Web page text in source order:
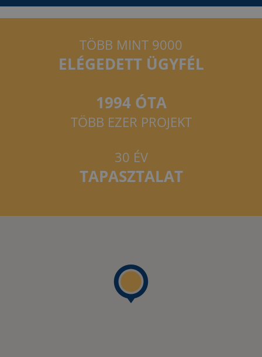
TÖBB MINT 9000
ELÉGEDETT ÜGYFÉL
1994 ÓTA
TÖBB EZER PROJEKT
30 ÉV
TAPASZTALAT